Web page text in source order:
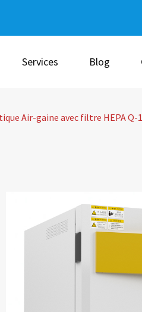
Services Blog
Air-gaine avec filtre HEPA